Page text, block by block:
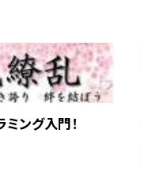
ング入門！